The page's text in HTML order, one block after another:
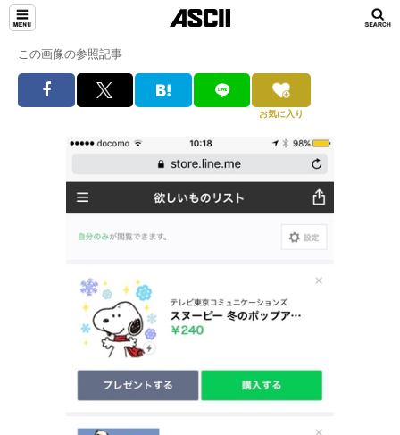
この画像の参照記事
お気に入り